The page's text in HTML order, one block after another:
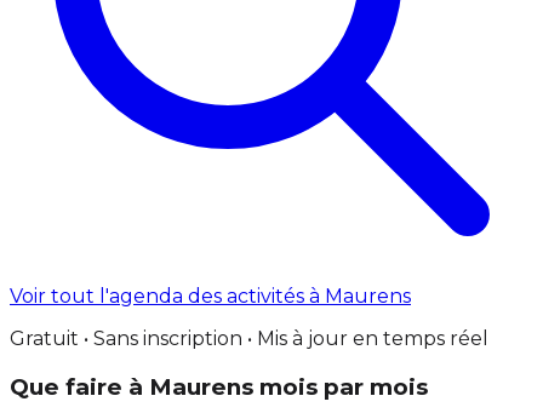
Voir tout l'agenda des activités à Maurens
Gratuit • Sans inscription • Mis à jour en temps réel
Que faire à Maurens mois par mois